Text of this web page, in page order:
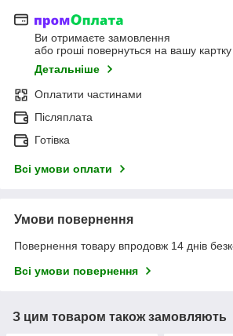
Ви отримаєте замовлення
або гроші повернуться на вашу картку
Детальніше
Оплатити частинами
Післяплата
Готівка
Всі умови оплати
Умови повернення
Повернення товару впродовж 14 днів
Всі умови повернення
З цим товаром також замовляють